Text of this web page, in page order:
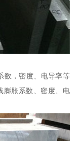
数，密度、电导率等
膨胀系数、密度、电